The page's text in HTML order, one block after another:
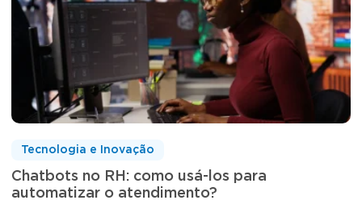
Chatbots no RH: como usá-los para
automatizar o atendimento?
Tecnologia e Inovação